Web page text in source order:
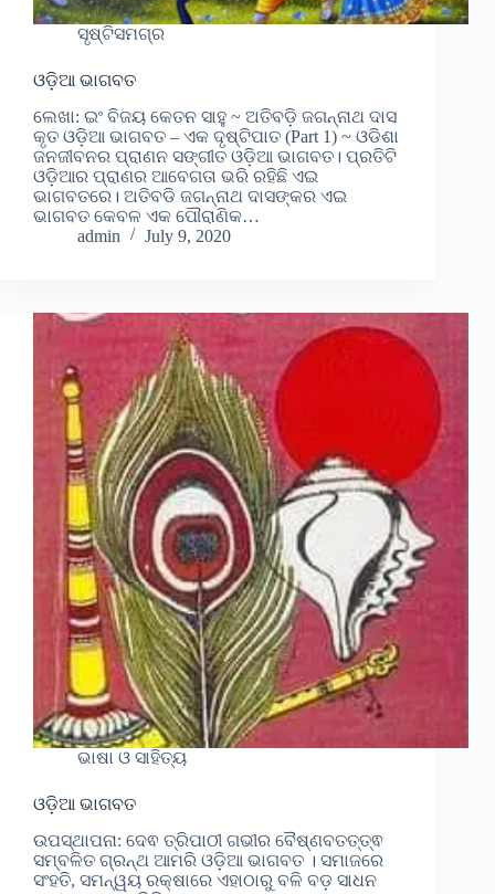
ସୃଷ୍ଟିସମଗ୍ର
ଓଡ଼ିଆ ଭାଗବତ
ଲେଖା: ଇଂ ବିଜୟ କେତନ ସାହୁ ~ ଅତିବଡ଼ି ଜଗନ୍ନାଥ ଦାସ
କୃତ ଓଡ଼ିଆ ଭାଗବତ – ଏକ ଦୃଷ୍ଟିପାତ (Part 1) ~ ଓଡିଶା
ଜନଜୀବନର ପ୍ରାଣନ ସଙ୍ଗୀତ ଓଡ଼ିଆ ଭାଗବତ। ପ୍ରତିଟି
ଓଡ଼ିଆର ପ୍ରାଣର ଆବେଗତା ଭରି ରହିଛି ଏଇ
ଭାଗବତରେ। ଅତିବଡି ଜଗନ୍ନାଥ ଦାସଙ୍କର ଏଇ
ଭାଗବତ କେବଳ ଏକ ପୌରାଣିକ…
admin
July 9, 2020
ଭାଷା ଓ ସାହିତ୍ୟ
ଓଡ଼ିଆ ଭାଗବତ
ଉପସ୍ଥାପନା: ଦେଵ ତ୍ରିପାଠୀ ଗଭୀର ବୈଷ୍ଣବତତ୍ତ୍ଵ
ସମ୍ବଳିତ ଗ୍ରନ୍ଥ ଆମରି ଓଡ଼ିଆ ଭାଗବତ । ସମାଜରେ
ସଂହତି, ସମନ୍ୱୟ ରକ୍ଷାରେ ଏହାଠାରୁ ବଳି ବଡ଼ ସାଧନ